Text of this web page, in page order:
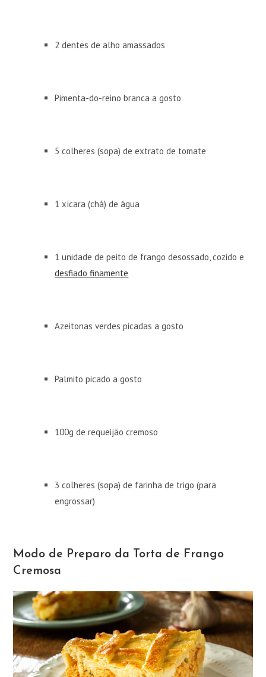
2 dentes de alho amassados
Pimenta-do-reino branca a gosto
5 colheres (sopa) de extrato de tomate
1 xícara (chá) de água
1 unidade de peito de frango desossado, cozido e
desfiado finamente
Azeitonas verdes picadas a gosto
Palmito picado a gosto
100g de requeijão cremoso
3 colheres (sopa) de farinha de trigo (para
engrossar)
Modo de Preparo da Torta de Frango
Cremosa